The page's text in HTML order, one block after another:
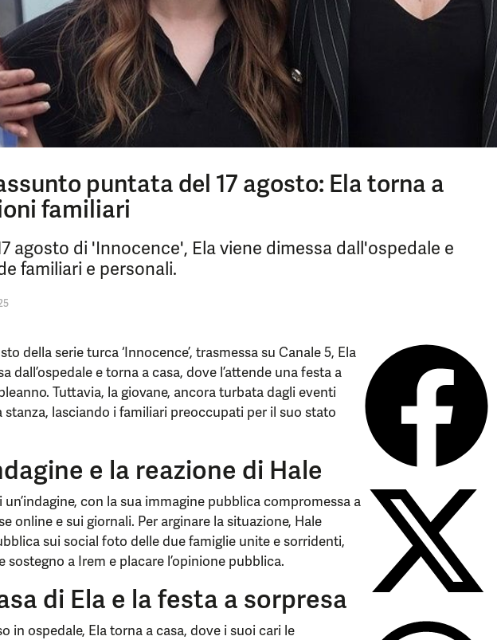
puntata del 17 agosto: Ela torna a
familiari
agosto di 'Innocence', Ela viene dimessa dall'ospedale e
familiari e personali.
della serie turca ‘Innocence’, trasmessa su Canale 5, Ela
dall’ospedale e torna a casa, dove l’attende una festa a
Tuttavia, la giovane, ancora turbata dagli eventi
stanza, lasciando i familiari preoccupati per il suo stato
e la reazione di Hale
con la sua immagine pubblica compromessa a
online e sui giornali. Per arginare la situazione, Hale
sui social foto delle due famiglie unite e sorridenti,
a Irem e placare l’opinione pubblica.
di Ela e la festa a sorpresa
in ospedale, Ela torna a casa, dove i suoi cari le